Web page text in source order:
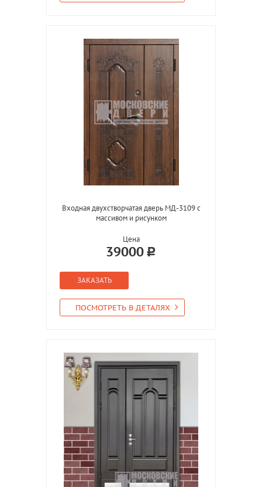
Входная двухстворчатая дверь МД-3109 с
массивом и рисунком
Цена
39000
ЗАКАЗАТЬ
ПОСМОТРЕТЬ В ДЕТАЛЯХ